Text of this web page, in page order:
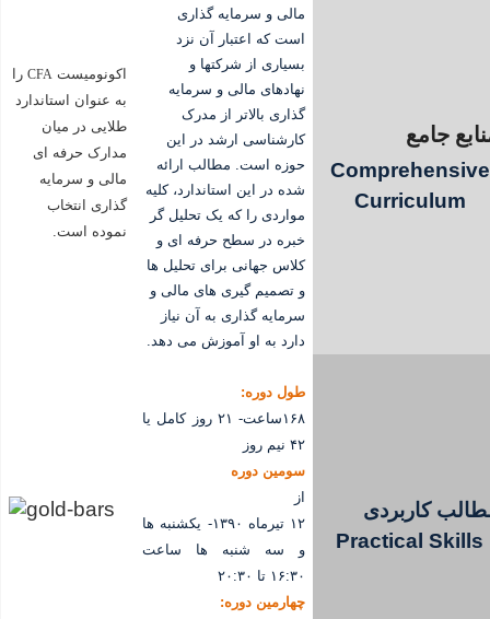
جامع
Comprehensive
Curriculum
مالی و سرمایه گذاری
است که اعتبار آن نزد
بسیاری از شرکتها و
نهادهای مالی و سرمایه
گذاری بالاتر از مدرک
کارشناسی ارشد در این
حوزه است. مطالب ارائه
شده در این استاندارد، کلیه
مواردی را که یک تحلیل گر
خبره در سطح حرفه ای و
کلاس جهانی برای تحلیل ها
و تصمیم گیری های مالی و
سرمایه گذاری به آن نیاز
دارد به او آموزش می دهد.
اکونومیستCFA را
به عنوان استاندارد
طلایی در میان
مدارک حرفه ای
مالی و سرمایه
گذاری انتخاب
نموده است.
کاربردی
Practical Skills
طول دوره:
۱۶۸ساعت- ۲۱ روز کامل یا
۴۲ نیم روز
سومین دوره
از
۱۲ تیرماه ۱۳۹۰- یکشنبه ها
و سه شنبه ها ساعت
۱۶:۳۰ تا ۲۰:۳۰
چهارمین دوره: